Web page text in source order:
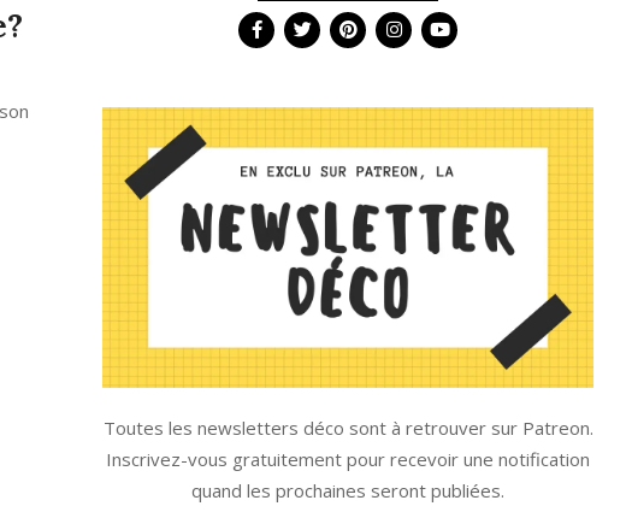
Toutes les newsletters déco sont à retrouver sur Patreon.
Inscrivez-vous gratuitement pour recevoir une notification
quand les prochaines seront publiées.